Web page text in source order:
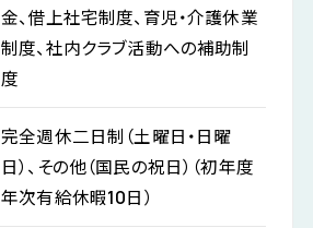
金、借上社宅制度、育児・介護休業
制度、社内クラブ活動への補助制
度
完全週休二日制（土曜日・日曜
日）、その他（国民の祝日）（初年度
年次有給休暇10日）